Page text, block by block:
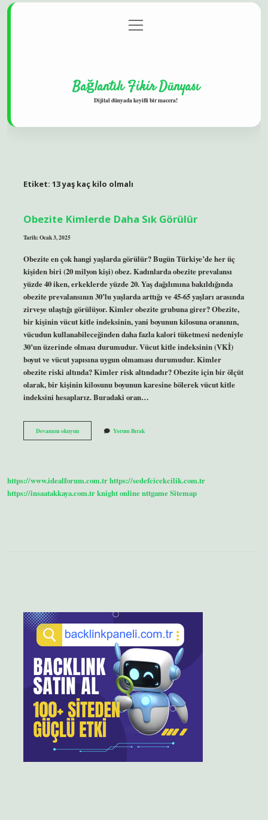
Gizlilik Politikası
menüyü
aç
Bağlantılı Fikir Dünyası
Dijital dünyada keyifli bir macera!
Etiket: 13 yaş kaç kilo olmalı
Obezite Kimlerde Daha Sık Görülür
Tarih: Ocak 3, 2025
Obezite en çok hangi yaşlarda görülür? Bugün Türkiye’de her üç
kişiden biri (20 milyon kişi) obez. Kadınlarda obezite prevalansı
yüzde 40 iken, erkeklerde yüzde 20. Yaş dağılımına bakıldığında
obezite prevalansının 30’lu yaşlarda arttığı ve 45-65 yaşları arasında
zirveye ulaştığı görülüyor. Kimler obezite grubuna girer? Obezite,
bir kişinin vücut kitle indeksinin, yani boyunun kilosuna oranının,
vücudun kullanabileceğinden daha fazla kalori tüketmesi nedeniyle
30’un üzerinde olması durumudur. Vücut kitle indeksinin (VKİ)
boyut ve vücut yapısına uygun olmaması durumudur. Kimler
obezite riski altında? Kimler risk altındadır? Obezite için bir ölçüt
olarak, bir kişinin kilosunu boyunun karesine bölerek vücut kitle
indeksini hesaplarız. Buradaki oran…
Devamını okuyunObezite
Kimlerde
Yorum Bırak
https://www.idealforum.com.trhttps://sedefcicekcilik.com.tr
https://insaatakkaya.com.trknight onlinenttgameSitemap